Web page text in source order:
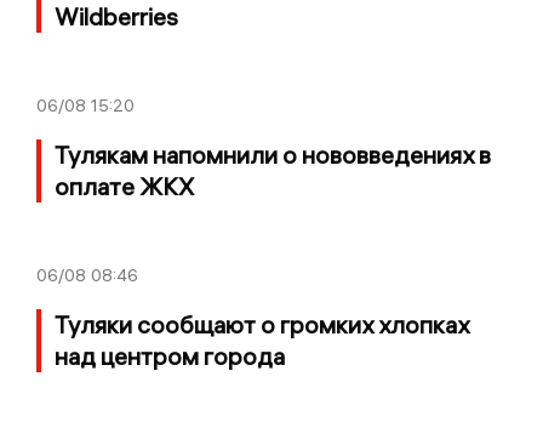
Wildberries
06/08 15:20
Тулякам напомнили о нововведениях в
оплате ЖКХ
06/08 08:46
Туляки сообщают о громких хлопках
над центром города